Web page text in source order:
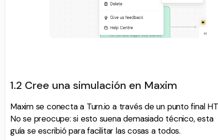
1.2 Cree una simulación en Maxim
Maxim se conecta a Turn.io a través de un punto final
No se preocupe: si esto suena demasiado técnico, esta
guía se escribió para facilitar las cosas a todos.